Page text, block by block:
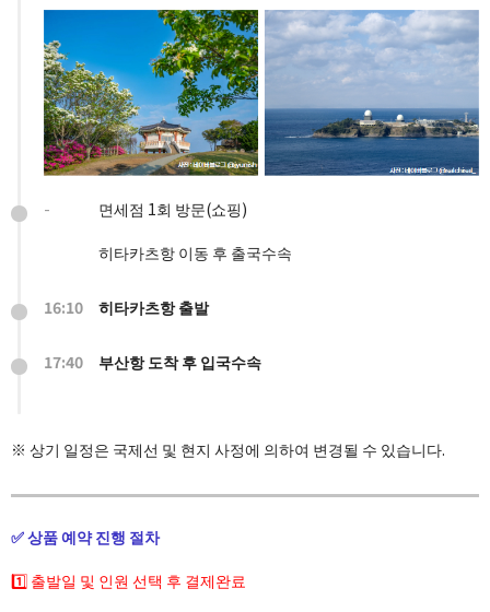
-
면세점 1회 방문(쇼핑)
히타카츠항 이동 후 출국수속
16:10 히타카츠항 출발
17:40 부산항 도착 후 입국수속
※ 상기 일정은 국제선 및 현지 사정에 의하여 변경될 수 있습니다.
✅ 상품 예약 진행 절차
1️⃣ 출발일 및 인원 선택 후 결제완료